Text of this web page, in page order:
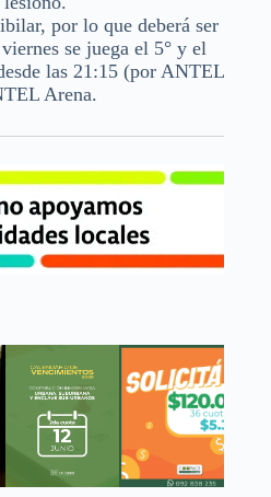
por lo que deberá ser
se juega el 5° y el
las 21:15 (por ANTEL
Arena.